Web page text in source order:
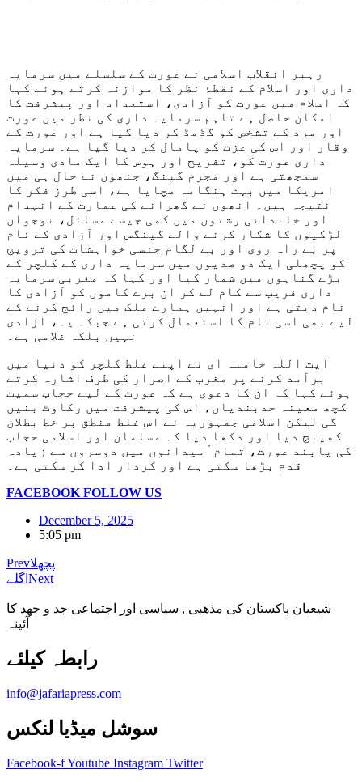
رہبر انقلاب اسلامی نے عورت کے سلسلے میں سرمایہ
داری اور اسلام کے نقطۂ نظر کا موازنہ کرتے ہوئے کہا
کہ اسلام میں عورت کو آزادی، استعداد اور پیشرفت کا
امکان حاصل ہے تاہم سرمایہ داری کی نظر میں عورت
اور مرد کے تشخص کو گڈمڈ کر دیا گيا ہے اور عورت کے
وقار اور اس کی عزت کو پامال کر دیا گيا ہے۔ سرمایہ
داری عورت کو، تفریح اور ہوس کا ایک مادی وسیلہ
سمجھتی ہے اور مجرم گینگ، جنھوں نے حال ہی میں
امریکا میں بہت ہنگامہ مچایا ہے، اسی طرز فکر کا
نتیجہ ہیں۔ انھوں نے گھرانے کی عمارت کے انہدام
اور خاندانی رشتوں میں کمی جیسے مسائل، نوجوان
لڑکیوں کا شکار کرنے والے گینگس اور آزادی کے نام
پر بے راہ روی اور بے لگام جنسی خواہشات کی ترویج
کو پچھلی ایک دو صدیوں میں سرمایہ داری کے کلچر کے
بڑے گناہوں میں شمار کیا اور کہا کہ مغربی سرمایہ
داری فریب سے کام لے کر ان برے کاموں کو آزادی کا
نام دیتی ہے اور انہیں ہمارے ملک میں رائج کرنے کے
لیے بھی اسی نام کا استعمال کرتی ہے جبکہ یہ، آزادی
نہیں بلکہ غلامی ہے۔
آيت اللہ خامنہ ای نے اپنے غلط کلچر کو دنیا میں
برآمد کرنے پر مغرب کے اصرار کی طرف اشارہ کرتے
ہوئے کہا کہ ان کا دعوی ہے کہ عورت کے لیے حجاب سمیت
کچھ معینہ حدبندیاں، اس کی پیشرفت میں رکاوٹ بنیں
گی لیکن اسلامی جمہوریہ نے اس غلط منطق پر خط بطلان
کھینچ دیا اور دکھا دیا کہ مسلمان اور اسلامی حجاب
کی پابند عورت، تمام ْمیدانوں میں دوسروں سے زیادہ
قدم بڑھا سکتی ہے اور کردار ادا کر سکتی ہے۔
FACEBOOK FOLLOW US
December 5, 2025
5:05 pm
Prevپچھلا
اگلے Next
شیعیان پاکستان کی مذهبی , سیاسی اور اجتماعی جد و جهد کا
آئینہ
info@jafariapress.com​
سوشل میڈیا لنکس
Facebook-fYoutube Instagram Twitter